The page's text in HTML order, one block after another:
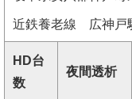
近鉄養老線 広神戸
HD台
数
夜間透析